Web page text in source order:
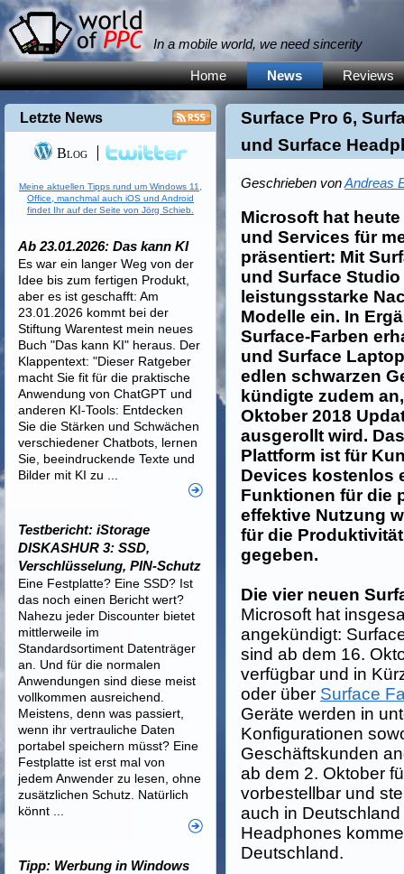
In a mobile world, we need sincerity
Home News Reviews
Surface Pro 6,
und Surface
Geschrieben vonAndreas
Microsoft hat
und Services für
präsentiert: Mit
und Surface
leistungsstarke
Modelle ein. In
Surface-Farben
und Surface
edlen schwarzen
kündigte zudem
Oktober 2018
ausgerollt wird.
Plattform ist für
Devices kostenlos
Funktionen für die
effektive Nutzung
für die
gegeben.
Die vier neuen
Microsoft hat
angekündigt:
sind ab dem 16.
verfügbar und in
oder über Surface
Geräte werden in
Konfigurationen
Geschäftskunden
ab dem 2. Oktober
vorbestellbar und
auch in
Headphones
Deutschland.
Letzte News
Blog
Meine aktuellen Tipps rund um Windows 11,
Office, manchmal auch iOS und Android
findet Ihr auf der Seite von Jörg Schieb.
Ab 23.01.2026: Das kann KI
Es war ein langer Weg von der
Idee bis zum fertigen Produkt,
aber es ist geschafft: Am
23.01.2026 kommt bei der
Stiftung Warentest mein neues
Buch "Das kann KI" heraus. Der
Klappentext: "Dieser Ratgeber
macht Sie fit für die praktische
Anwendung von ChatGPT und
anderen KI-Tools: Entdecken
Sie die Stärken und Schwächen
verschiedener Chatbots, lernen
Sie, beeindruckende Texte und
Bilder mit KI zu ...
Testbericht: iStorage
DISKASHUR 3: SSD,
Verschlüsselung, PIN-Schutz
Eine Festplatte? Eine SSD? Ist
das noch einen Bericht wert?
Nahezu jeder Discounter bietet
mittlerweile im
Standardsortiment Datenträger
an. Und für die normalen
Anwendungen sind diese meist
vollkommen ausreichend.
Meistens, denn was passiert,
wenn ihr vertrauliche Daten
portabel speichern müsst? Eine
Festplatte ist erst mal von
jedem Anwender zu lesen, ohne
zusätzlichen Schutz. Natürlich
könnt ...
Tipp: Werbung in Windows